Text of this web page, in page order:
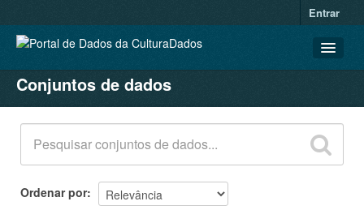
Entrar
CONJUNTOS DE DADOS
ORGANIZAÇÕES
GRUPOS
SOBRE
Conjuntos de dados
Ordenar por